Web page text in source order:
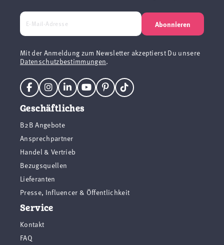
Abonnieren
Mit der Anmeldung zum Newsletter akzeptierst Du unsere
Datenschutzbestimmungen.
Geschäftliches
B2B Angebote
Ansprechpartner
Handel & Vertrieb
Bezugsquellen
Lieferanten
Presse, Influencer & Öffentlichkeit
Service
Kontakt
FAQ